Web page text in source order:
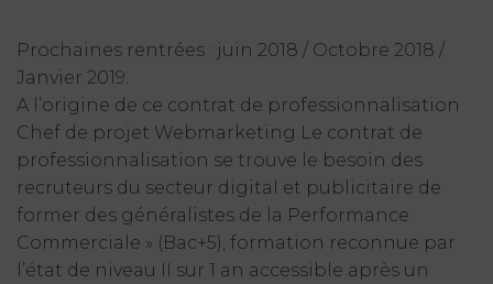
Prochaines rentrées : juin 2018 / Octobre 2018 /
Janvier 2019.
A l’origine de ce contrat de professionnalisation
Chef de projet Webmarketing Le contrat de
professionnalisation se trouve le besoin des
recruteurs du secteur digital et publicitaire de
former des généralistes de la Performance
Commerciale » (Bac+5), formation reconnue par
l’état de niveau II sur 1 an accessible après un